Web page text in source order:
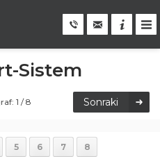
Sistem
1 / 8 Sonraki
5 6 7 8